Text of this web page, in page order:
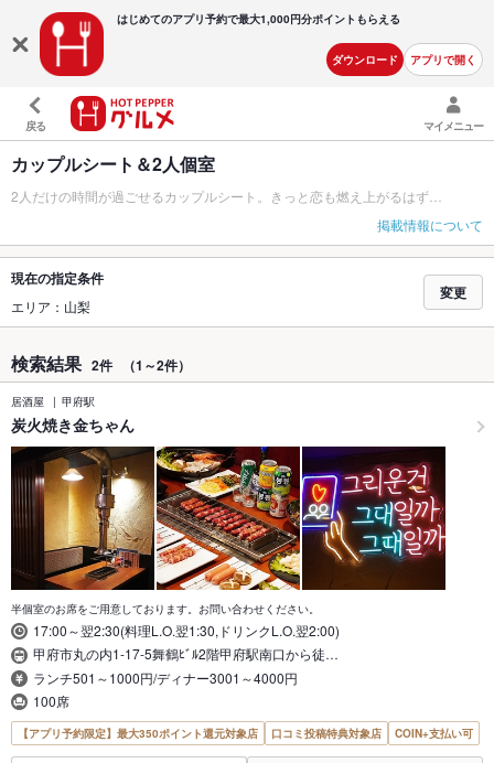
はじめてのアプリ予約で最大1,000円分ポイントもらえる
ダウンロード アプリで開く
戻る マイメニュー
カップルシート＆2人個室
2人だけの時間が過ごせるカップルシート。きっと恋も燃え上がるはず…
掲載情報について
現在の指定条件
エリア：山梨
変更
検索結果 2件 （1～2件）
居酒屋 甲府駅
炭火焼き金ちゃん
半個室のお席をご用意しております。お問い合わせください。
17:00～翌2:30(料理L.O.翌1:30,ドリンクL.O.翌2:00)
甲府市丸の内1-17-5舞鶴ﾋﾞﾙ2階甲府駅南口から徒…
ランチ501～1000円/ディナー3001～4000円
100席
【アプリ予約限定】最大350ポイント還元対象店 口コミ投稿特典対象店 COIN+支払い可